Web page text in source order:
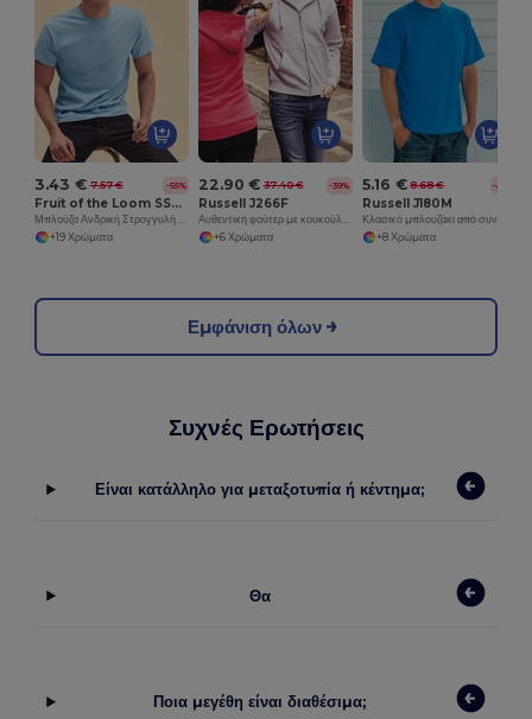
3.43 € 7.57 € -55%
Fruit of the Loom SS048
Μπλούζα Ανδρική Στρογγυλή Λαιμόκοψη Premium Βαμβάκι
+19 Χρώματα
22.90 € 37.40 € -39%
Russell J266F
Αυθεντική φούτερ με κουκούλα και φερμουάρ
+6 Χρώματα
5.16 € 8.68 € -41%
Russell J180M
+8 Χρώματα
Εμφάνιση όλων
Συχνές Ερωτήσεις
Είναι κατάλληλο για μεταξοτυπία ή κέντημα;
Θα
Ποια μεγέθη είναι διαθέσιμα;